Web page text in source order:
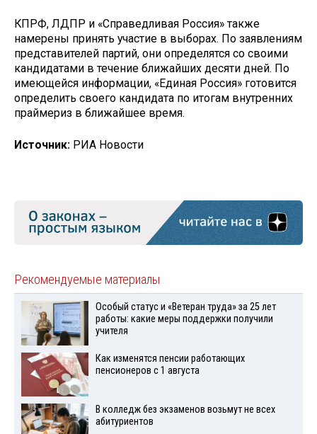
КПРФ, ЛДПР и «Справедливая Россия» также
намерены принять участие в выборах. По заявлениям
представителей партий, они определятся со своими
кандидатами в течение ближайших десяти дней. По
имеющейся информации, «Единая Россия» готовится
определить своего кандидата по итогам внутренних
праймериз в ближайшее время.
Источник: РИА Новости
Рекомендуемые материалы
Особый статус и «Ветеран труда» за 25 лет
работы: какие меры поддержки получили
учителя
Как изменятся пенсии работающих
пенсионеров с 1 августа
В колледж без экзаменов возьмут не всех
абитуриентов